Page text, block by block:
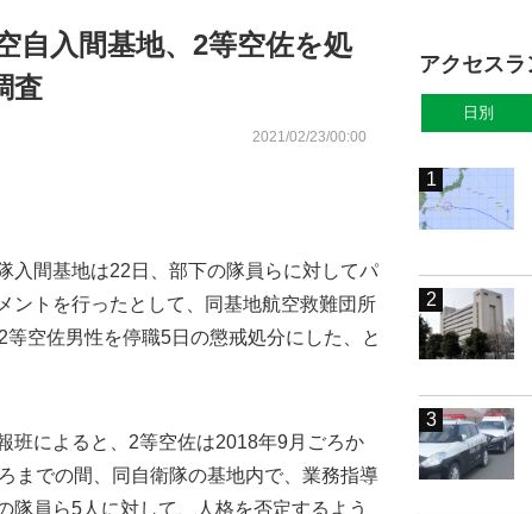
入間基地、2等空佐を処
査
2021/02/23/00:00
入間基地は22日、部下の隊員らに対してパ
ントを行ったとして、同基地航空救難団所
等空佐男性を停職5日の懲戒処分にした、と
班によると、2等空佐は2018年9月ごろか
までの間、同自衛隊の基地内で、業務指導
隊員ら5人に対して、人格を否定するよう
アクセス
日別